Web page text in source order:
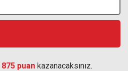
875 puan kazanacaksınız.